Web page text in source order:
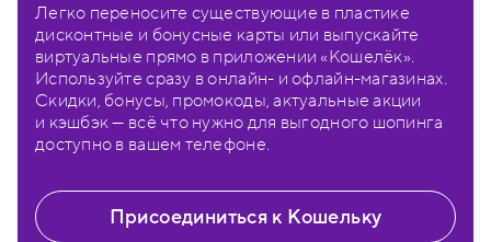
Легко переносите существующие в пластике
дисконтные и бонусные карты или выпускайте
виртуальные прямо в приложении «Кошелёк».
Используйте сразу в онлайн- и офлайн-магазинах.
Скидки, бонусы, промокоды, актуальные акции
и кэшбэк — всё что нужно для выгодного шопинга
доступно в вашем телефоне.
Присоединиться к Кошельку